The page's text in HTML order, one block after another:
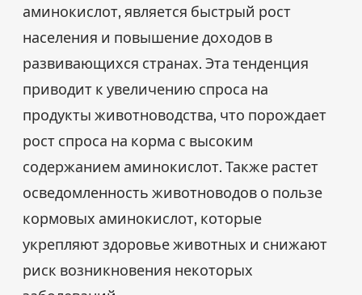
аминокислот, является быстрый рост
населения и повышение доходов в
развивающихся странах. Эта тенденция
приводит к увеличению спроса на
продукты животноводства, что порождает
рост спроса на корма с высоким
содержанием аминокислот. Также растет
осведомленность животноводов о пользе
кормовых аминокислот, которые
укрепляют здоровье животных и снижают
риск возникновения некоторых